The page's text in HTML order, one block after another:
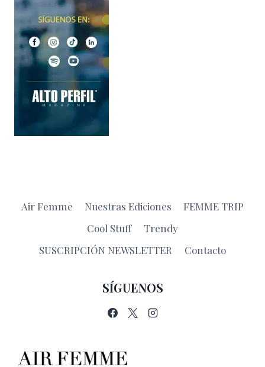
Air Femme Nuestras Ediciones
FEMME TRIP
Cool Stuff
Trendy
SUSCRIPCIÓN NEWSLETTER
Contacto
SÍGUENOS